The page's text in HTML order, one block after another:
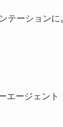
テーション
エージェン